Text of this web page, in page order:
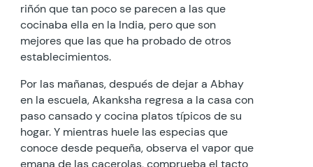
riñón que tan poco se parecen a las que
cocinaba ella en la India, pero que son
mejores que las que ha probado de otros
establecimientos.
Por las mañanas, después de dejar a Abhay
en la escuela, Akanksha regresa a la casa con
paso cansado y cocina platos típicos de su
hogar. Y mientras huele las especias que
conoce desde pequeña, observa el vapor que
emana de las cacerolas, comprueba el tacto